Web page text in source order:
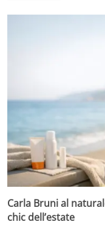
Carla Bruni al
chic dell’estate